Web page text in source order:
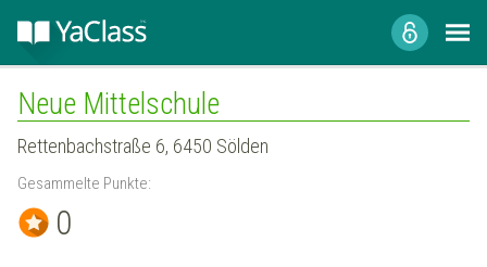
Neue Mittelschule
Rettenbachstraße 6, 6450 Sölden
Gesammelte Punkte:
0